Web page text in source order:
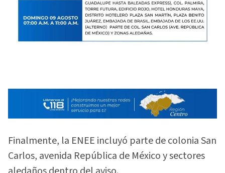
Finalmente, la ENEE incluyó parte de colonia San
Carlos, avenida República de México y sectores